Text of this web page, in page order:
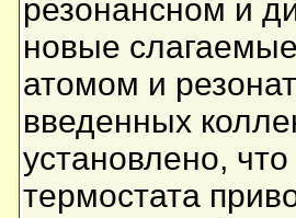
резонансном и
новые
атомом и
введенных
установлено,
термостата